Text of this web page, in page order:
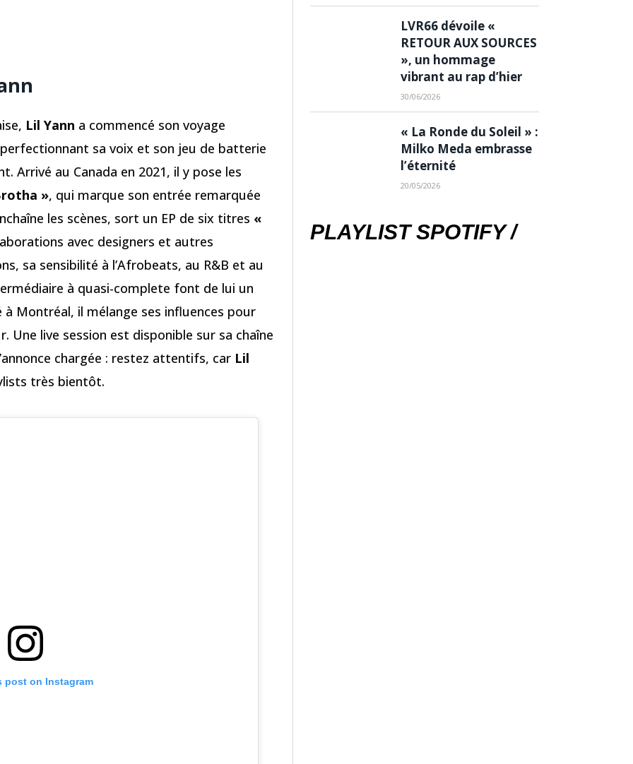
Lil Yann a commencé son voyage
sa voix et son jeu de batterie
Arrivé au Canada en 2021, il y pose les
», qui marque son entrée remarquée
les scènes, sort un EP de six titres «
avec designers et autres
sa sensibilité à l’Afrobeats, au R&B et au
à quasi-complete font de lui un
Montréal, il mélange ses influences pour
live session est disponible sur sa chaîne
chargée : restez attentifs, car Lil
très bientôt.
post on Instagram
LVR66 dévoile «
RETOUR AUX SOURCES
», un hommage
vibrant au rap d’hier
30/06/2026
« La Ronde du Soleil » :
Milko Meda embrasse
l’éternité
20/05/2026
PLAYLIST SPOTIFY /